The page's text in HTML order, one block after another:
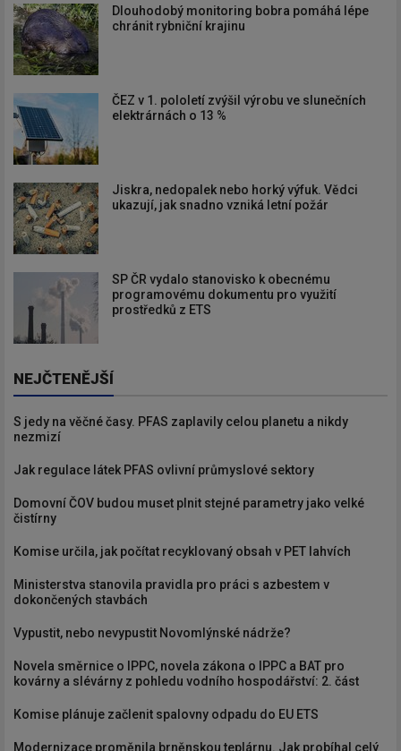
Dlouhodobý monitoring bobra pomáhá lépe
chránit rybniční krajinu
ČEZ v 1. pololetí zvýšil výrobu ve slunečních
elektrárnách o 13 %
Jiskra, nedopalek nebo horký výfuk. Vědci
ukazují, jak snadno vzniká letní požár
SP ČR vydalo stanovisko k obecnému
programovému dokumentu pro využití
prostředků z ETS
NEJČTENĚJŠÍ
S jedy na věčné časy. PFAS zaplavily celou planetu a nikdy
nezmizí
Jak regulace látek PFAS ovlivní průmyslové sektory
Domovní ČOV budou muset plnit stejné parametry jako velké
čistírny
Komise určila, jak počítat recyklovaný obsah v PET lahvích
Ministerstva stanovila pravidla pro práci s azbestem v
dokončených stavbách
Vypustit, nebo nevypustit Novomlýnské nádrže?
Novela směrnice o IPPC, novela zákona o IPPC a BAT pro
kovárny a slévárny z pohledu vodního hospodářství: 2. část
Komise plánuje začlenit spalovny odpadu do EU ETS
Modernizace proměnila brněnskou teplárnu. Jak probíhal celý